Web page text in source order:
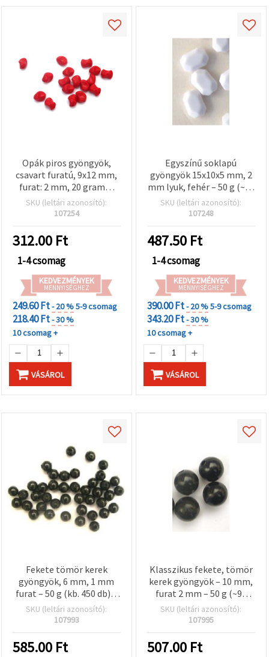
Opák piros gyöngyök,
csavart furatú, 9x12 mm,
furat: 2 mm, 20 gramm
(~40 db)
SKU (leltári azonosító):
107254
312.00 Ft
1-4 csomag
KEDVEZMÉNYEK
MENNYISÉGHEZ
249.60 Ft- 20 %5-9 csomag
218.40 Ft- 30 %
10 csomag +
VÁSÁROL
Egyszínű soklapú
gyöngyök 15x10x5 mm, 2
mm lyuk, fehér – 50 g (~55
db)
SKU (leltári azonosító):
107248
487.50 Ft
1-4 csomag
KEDVEZMÉNYEK
MENNYISÉGHEZ
390.00 Ft- 20 %5-9 csomag
343.20 Ft- 30 %
10 csomag +
VÁSÁROL
Fekete tömör kerek
gyöngyök, 6 mm, 1 mm
furat – 50 g (kb. 450 db) –
DIY ékszerkészítéshez,
karkötőkhöz és
SKU (leltári azonosító):
107993
585.00 Ft
Klasszikus fekete, tömör
kerek gyöngyök – 10 mm,
furat 2 mm – 50 g (~90
db), tökéletes elegáns
karkötőkhöz és
SKU (leltári azonosító):
107995
507.00 Ft